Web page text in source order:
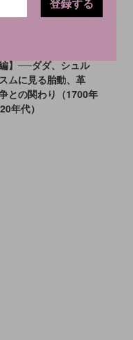
INSIGHT
】──ダダ、シュル
ムに見る胎動、革
との関わり（1700年
年代）
登録する